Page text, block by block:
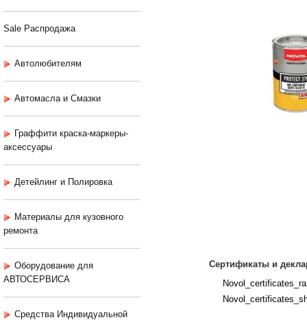
Sale Распродажа
Автолюбителям
Автомасла и Смазки
Граффити краска-маркеры-
аксессуары
Детейлинг и Полировка
Материалы для кузовного
ремонта
Оборудование для
АВТОСЕРВИСА
Средства Индивидуальной
Сертификаты и